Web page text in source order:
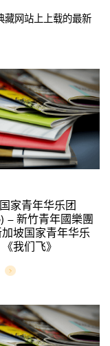
藏网站上上载的最新
家青年华乐团
– 新竹青年國樂團
加坡国家青年华乐
我们飞》